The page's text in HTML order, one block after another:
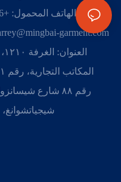
رقم الهاتف المحمول: +86-18931156221
garment.com
رقم ٨٨ شارع
شيجياتشوانغ، ٠٥٠٠٧١، الصين